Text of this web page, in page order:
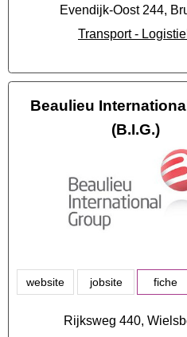
Evendijk-Oost 244,
Transport -
Beaulieu
(B.I.G.)
website jobsite fiche
Rijksweg 440,